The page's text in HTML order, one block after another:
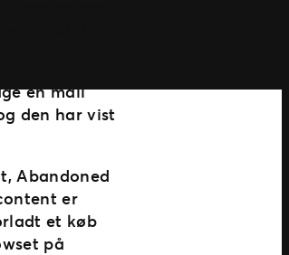
en mail
den har vist
Abandoned
er
et køb
på